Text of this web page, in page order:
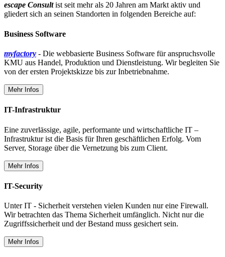
escape Consultist seit mehr als 20 Jahren am Markt aktiv und
gliedert sich an seinen Standorten in folgenden Bereiche auf:
Business Software
myfactory - Die webbasierte Business Software für anspruchsvolle
KMU aus Handel, Produktion und Dienstleistung. Wir begleiten Sie
von der ersten Projektskizze bis zur Inbetriebnahme.
Mehr Infos
IT-Infrastruktur
Eine zuverlässige, agile, performante und wirtschaftliche IT –
Infrastruktur ist die Basis für Ihren geschäftlichen Erfolg. Vom
Server, Storage über die Vernetzung bis zum Client.
Mehr Infos
IT-Security
Unter IT - Sicherheit verstehen vielen Kunden nur eine Firewall.
Wir betrachten das Thema Sicherheit umfänglich. Nicht nur die
Zugriffssicherheit und der Bestand muss gesichert sein.
Mehr Infos